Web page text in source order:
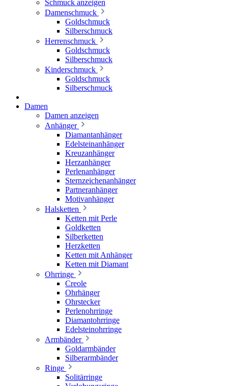
Schmuck anzeigen
Damenschmuck
Goldschmuck
Silberschmuck
Herrenschmuck
Goldschmuck
Silberschmuck
Kinderschmuck
Goldschmuck
Silberschmuck
Damen
Damen anzeigen
Anhänger
Diamantanhänger
Edelsteinanhänger
Kreuzanhänger
Herzanhänger
Perlenanhänger
Sternzeichenanhänger
Partneranhänger
Motivanhänger
Halsketten
Ketten mit Perle
Goldketten
Silberketten
Herzketten
Ketten mit Anhänger
Ketten mit Diamant
Ohrringe
Creole
Ohrhänger
Ohrstecker
Perlenohrringe
Diamantohrringe
Edelsteinohrringe
Armbänder
Goldarmbänder
Silberarmbänder
Ringe
Solitärringe